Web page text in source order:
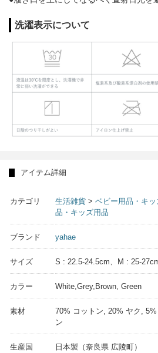
洗濯表示について
アイテム詳細
カテゴリ 生活雑貨 > ベビー用品・キッ
品・キッズ用品
ブランド yahae
サイズ S : 22.5-24.5cm、M : 25-
カラー White,Grey,Brown, Green
素材
70% コットン, 20% ヤク,
ン
生産国 日本製（奈良県 広陵町）